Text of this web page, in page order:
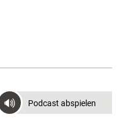
Podcast abspielen